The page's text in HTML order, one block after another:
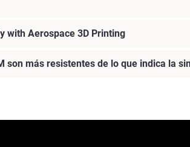
with Aerospace 3D Printing
son más resistentes de lo que indica la